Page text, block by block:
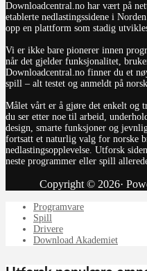
Downloadcentral.no har vært på
etablerte nedlastingssidene i
opp en plattform som stadig
Vi er ikke bare pionerer innen
når det gjelder funksjonalitet,
Downloadcentral.no finner du et
spill – alt testet og anmeldt på
Målet vårt er å gjøre det enkelt og
du ser etter noe til arbeid,
design, smarte funksjoner og
fortsatt et naturlig valg for norske
nedlastingsopplevelse. Utforsk
neste programmer eller spill
Copyright © 2026·
Programvare
Spill
Drivere
Download Akademiet